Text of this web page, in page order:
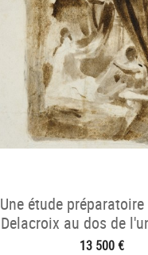
Une étude préparatoire
Delacroix au dos de
estampes
13 500 €